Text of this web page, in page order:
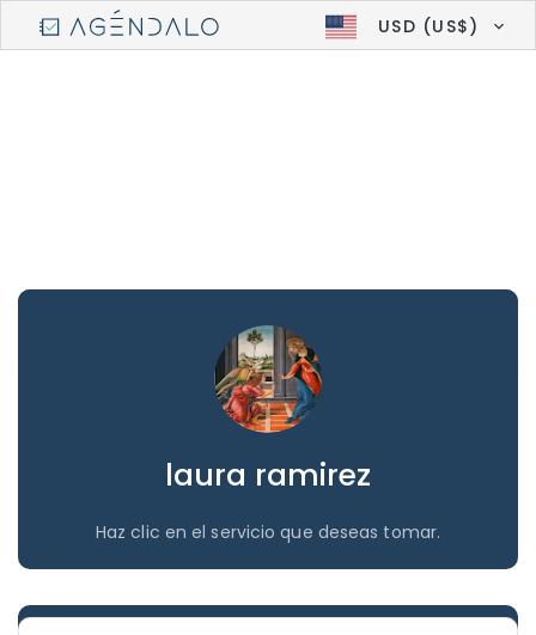
USD (US$)
laura ramirez
Haz clic en el servicio que deseas tomar.